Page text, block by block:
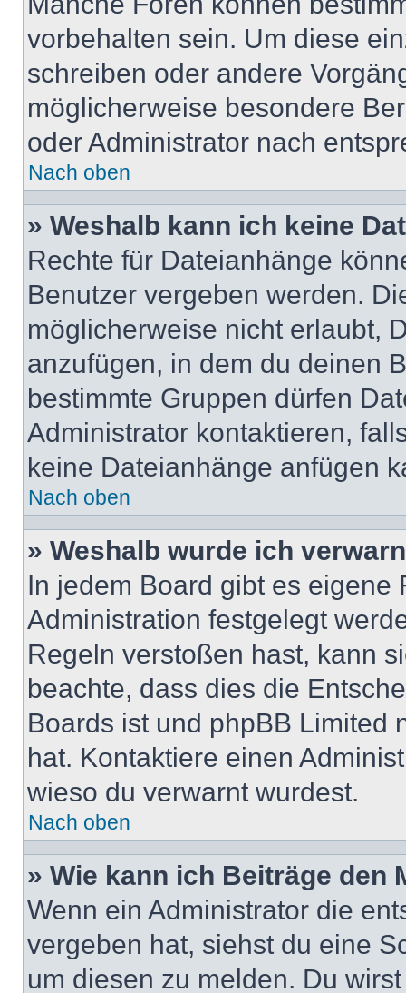
vorbehalten sein. Um diese
schreiben oder andere
möglicherweise besondere
oder Administrator nach
Nach oben
» Weshalb kann ich keine
Rechte für Dateianhänge
Benutzer vergeben werden.
möglicherweise nicht erlaubt,
anzufügen, in dem du deinen
bestimmte Gruppen dürfen
Administrator kontaktieren,
keine Dateianhänge anfügen
Nach oben
» Weshalb wurde ich
In jedem Board gibt es
Administration festgelegt
Regeln verstoßen hast, kann
beachte, dass dies die
Boards ist und phpBB Limited
hat. Kontaktiere einen
wieso du verwarnt wurdest.
Nach oben
» Wie kann ich Beiträge den
Wenn ein Administrator die
vergeben hat, siehst du eine
um diesen zu melden. Du